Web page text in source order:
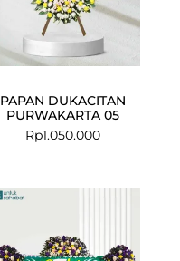
PAPAN DUKACITAN
PURWAKARTA 05
Rp1.050.000